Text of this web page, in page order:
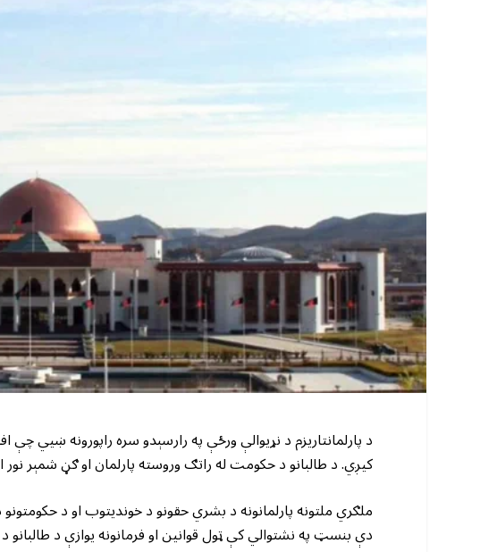
د پارلمانتاریزم د نړیوالې ورځې په رارسېدو سره راپورونه ښیي
کیږي. د طالبانو د حکومت له راتګ وروسته پارلمان او ګڼ شمېر
ملګري ملتونه پارلمانونه د بشري حقونو د خوندیتوب او د
دې بنسټ په نشتوالي کې ټول قوانین او فرمانونه یوازې د